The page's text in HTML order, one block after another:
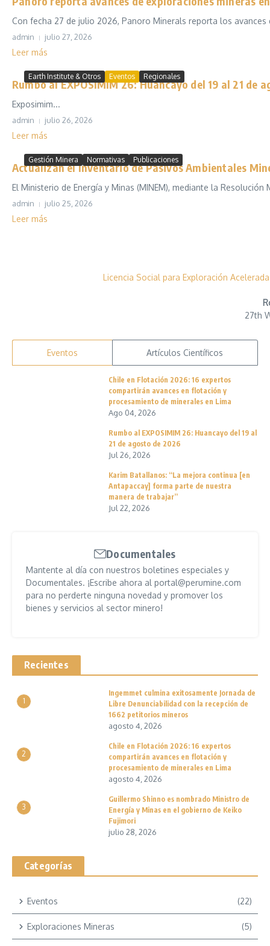
Con fecha 27 de julio 2026, Panoro Minerals reporta los
admin julio 27, 2026
Leer más
Earth Institute & Otros Eventos Regionales
Rumbo al EXPOSIMIM 26: Huancayo del 19 al 21 de
Exposimim...
admin julio 26, 2026
Leer más
Gestión Minera Normativas Publicaciones
Actualizan el Inventario de Pasivos Ambientales
El Ministerio de Energía y Minas (MINEM), mediante la
admin julio 25, 2026
Leer más
Licencia Social para Exploración
27th
Eventos Artículos Científicos
Chile en Flotación 2026: 16 expertos
compartirán avances en flotación y
procesamiento de minerales en Lima
Ago 04, 2026
Rumbo al EXPOSIMIM 26: Huancayo del 19 al
21 de agosto de 2026
Jul 26, 2026
Karim Batallanos: “La mejora continua [en
Antapaccay] forma parte de nuestra
manera de trabajar”
Jul 22, 2026
Documentales
Mantente al día con nuestros boletines especiales y
Documentales. ¡Escribe ahora al portal@perumine.com
para no perderte ninguna novedad y promover los
bienes y servicios al sector minero!
Recientes
1
Ingemmet culmina exitosamente Jornada de
Libre Denunciabilidad con la recepción de
1662 petitorios mineros
agosto 4, 2026
2
Chile en Flotación 2026: 16 expertos
compartirán avances en flotación y
procesamiento de minerales en Lima
agosto 4, 2026
3
Guillermo Shinno es nombrado Ministro de
Energía y Minas en el gobierno de Keiko
Fujimori
julio 28, 2026
Categorías
Eventos (22)
Exploraciones Mineras (5)